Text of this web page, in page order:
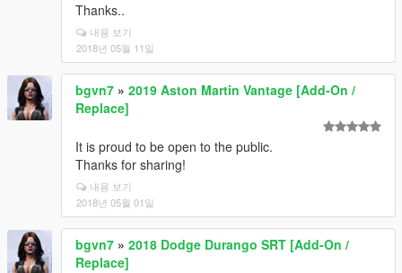
Thanks..
내용 보기
2018년 05월 11일
bgvn7 » 2019 Aston Martin Vantage [Add-On /
Replace]
It is proud to be open to the public.
Thanks for sharing!
내용 보기
2018년 05월 01일
bgvn7 » 2018 Dodge Durango SRT [Add-On /
Replace]